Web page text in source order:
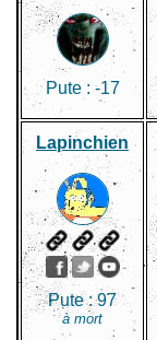
Pute : -17
Lapinchien
Pute :97
à mort